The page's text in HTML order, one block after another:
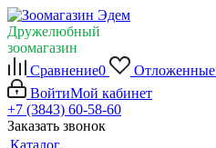
Дружелюбный
зоомагазин
Сравнение0 Отложенные
ВойтиМой кабинет
+7 (3843) 60-58-60
Заказать звонок
Каталог